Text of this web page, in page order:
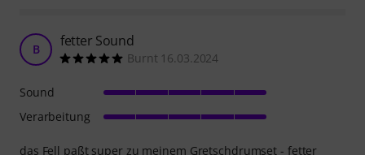
B fetter Sound
Burnt 16.03.2024
das Fell paßt super zu meinem Gretschdrumset - fetter
Sound
Verarbeitung